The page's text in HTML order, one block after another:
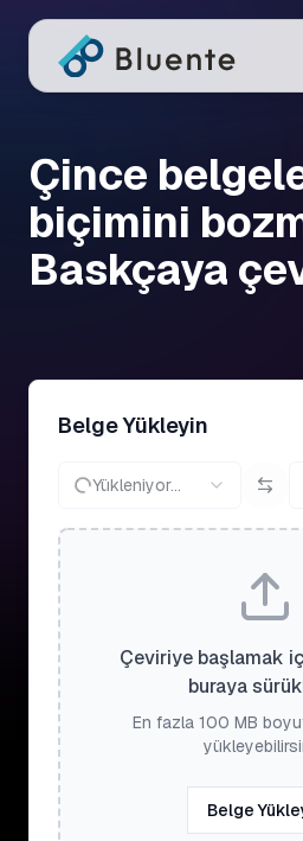
Çince
biçimini
Baskçaya
Belge Yükleyin
Yükleniyor...
Çeviriye başlamak
buraya
En fazla 100 MB
Belge